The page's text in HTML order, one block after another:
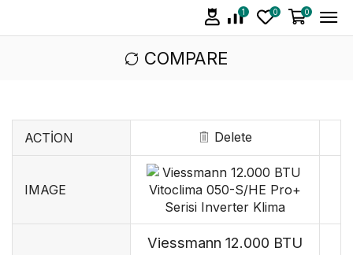
1 0 0
COMPARE
ACTION Delete
IMAGE
Viessmann 12.000 BTU